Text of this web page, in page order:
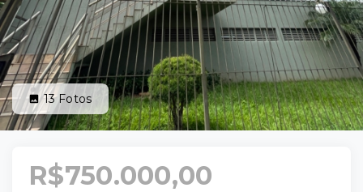
13Fotos
R$750.000,00